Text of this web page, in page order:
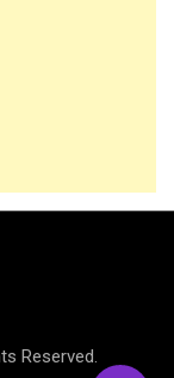
Reserved.